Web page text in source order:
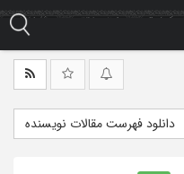
دانلود فهرست مقالات نویسنده